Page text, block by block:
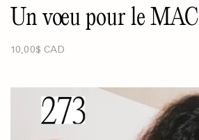
Un vœu pour le MAC
10,00$ CAD